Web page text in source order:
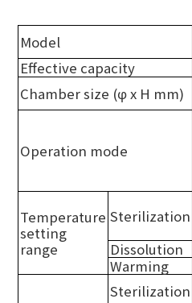
Model
Effective capacity
Chamber size (φ x H mm)
Operation mode
Temperature
setting
range
Sterilization
Dissolution
Warming
Sterilization